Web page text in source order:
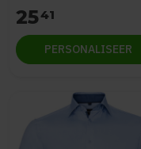
2541
PERSONALISEER